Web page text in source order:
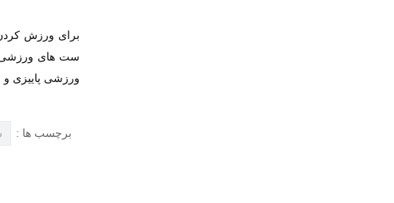
برای ورزش
ست های ورزشی
ورزشی پاییزی و
برچسب ها :